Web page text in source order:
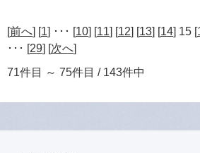
[前へ] [1] ･･･ [10] [11] [12] [13] [14] 15 [
･･･ [29] [次へ]
71件目 ～ 75件目 / 143件中